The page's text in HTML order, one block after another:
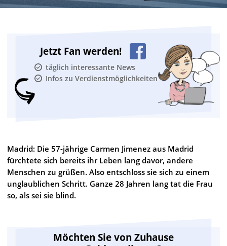
Jetzt Fan werden!
täglich interessante News
Infos zu Verdienstmöglichkeiten
Madrid: Die 57-jährige Carmen Jimenez aus Madrid
fürchtete sich bereits ihr Leben lang davor, andere
Menschen zu grüßen. Also entschloss sie sich zu einem
unglaublichen Schritt. Ganze 28 Jahren lang tat die Frau
so, als sei sie blind.
Möchten Sie von Zuhause